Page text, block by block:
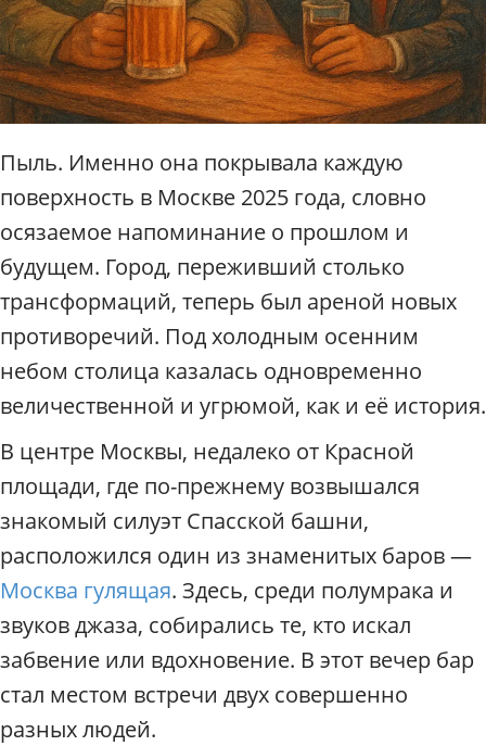
о
М
о
с
к
е
/
а
д
у
с
Пыль. Именно она покрывала каждую
поверхность в Москве 2025 года, словно
осязаемое напоминание о прошлом и
будущем. Город, переживший столько
трансформаций, теперь был ареной новых
противоречий. Под холодным осенним
небом столица казалась одновременно
величественной и угрюмой, как и её история.
В центре Москвы, недалеко от Красной
площади, где по-прежнему возвышался
знакомый силуэт Спасской башни,
расположился один из знаменитых баров —
Москва гулящая. Здесь, среди полумрака и
звуков джаза, собирались те, кто искал
забвение или вдохновение. В этот вечер бар
стал местом встречи двух совершенно
разных людей.